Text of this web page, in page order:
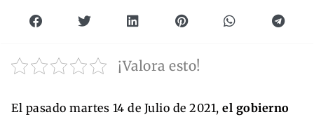
¡Valora esto!
El pasado martes 14 de Julio de 2021, el gobierno